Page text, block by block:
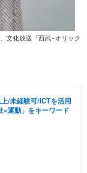
文化放送『西武−オリック
/未経験可/ICTを活用
×運動」をキーワード